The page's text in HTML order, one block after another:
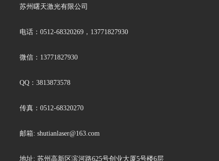
苏州曙天激光有限公司
电话：0512-68320269，13771827930
微信：13771827930
QQ：3813873578
传真：0512-68320270
邮箱: shutianlaser@163.com
地址: 苏州高新区滨河路625号创业大厦5号楼6层